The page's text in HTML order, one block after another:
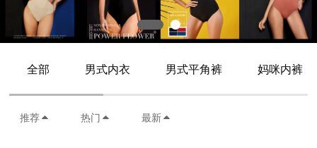
全部 男式内衣 男式平角裤 妈咪内裤
推荐 热门 最新